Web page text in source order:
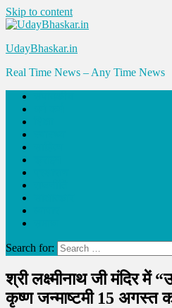
Skip to content
UdayBhaskar.in
Real Time News – Any Time News
Search for:
श्री लक्ष्मीनाथ जी मंदिर में
कृष्ण जन्माष्टमी 15 अगस्त